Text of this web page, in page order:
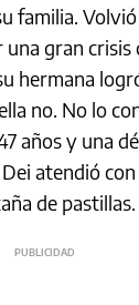
familia.
gran crisis
hermana
no. No lo
años y una
atendió
de pastillas.